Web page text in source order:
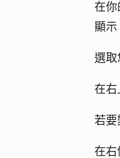
在你
顯示
選取
在右
若要
在右